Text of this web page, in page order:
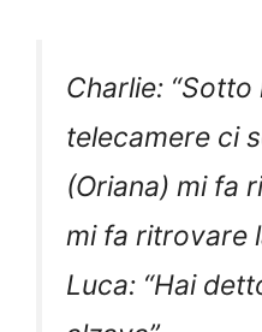
Charlie:
telecamere ci
(Oriana) mi fa
mi fa ritrovare
Luca: “Hai